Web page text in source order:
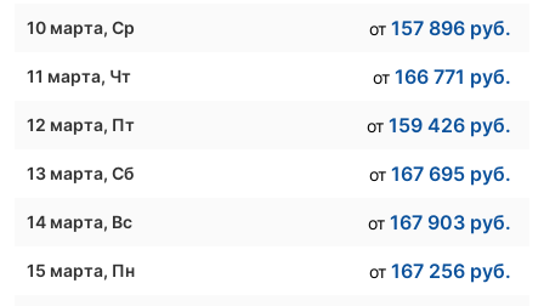
10 марта, Ср от 157 896 руб.
11 марта, Чт от 166 771 руб.
12 марта, Пт от 159 426 руб.
13 марта, Сб от 167 695 руб.
14 марта, Вс от 167 903 руб.
15 марта, Пн от 167 256 руб.